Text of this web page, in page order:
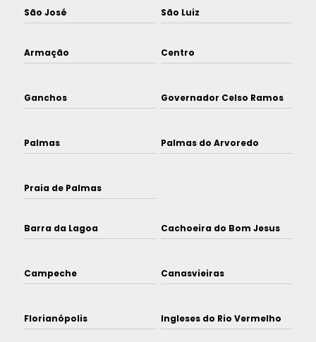
São José São Luiz
Armação Centro
Ganchos Governador Celso Ramos
Palmas Palmas do Arvoredo
Praia de Palmas
Barra da Lagoa Cachoeira do Bom Jesus
Campeche Canasvieiras
Florianópolis Ingleses do Rio Vermelho